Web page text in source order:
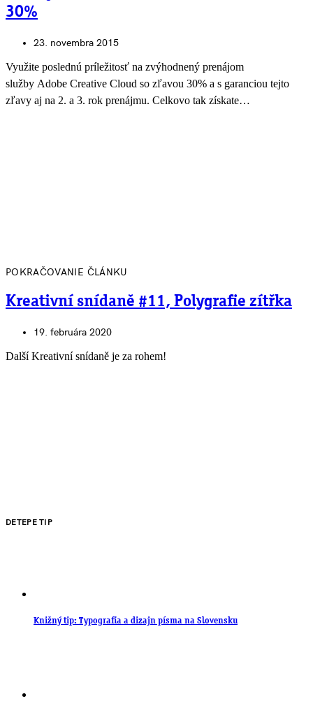
30%
23. novembra 2015
Využite poslednú príležitosť na zvýhodnený prenájom
služby Adobe Creative Cloud so zľavou 30% a s garanciou tejto
zľavy aj na 2. a 3. rok prenájmu. Celkovo tak získate…
POKRAČOVANIE ČLÁNKU
Kreativní snídaně #11, Polygrafie zítřka
19. februára 2020
Další Kreativní snídaně je za rohem!
DETEPE TIP
Knižný tip: Typografia a dizajn písma na Slovensku